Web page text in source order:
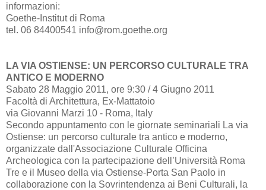
informazioni:
Goethe-Institut di Roma
tel. 06 84400541 info@rom.goethe.org
LA VIA OSTIENSE: UN PERCORSO CULTURALE TRA
ANTICO E MODERNO
Sabato 28 Maggio 2011, ore 9:30 / 4 Giugno 2011
Facoltà di Architettura, Ex-Mattatoio
via Giovanni Marzi 10 - Roma, Italy
Secondo appuntamento con le giornate seminariali La via
Ostiense: un percorso culturale tra antico e moderno,
organizzate dall'Associazione Culturale Officina
Archeologica con la partecipazione dell’Università Roma
Tre e il Museo della via Ostiense-Porta San Paolo in
collaborazione con la Sovrintendenza ai Beni Culturali, la